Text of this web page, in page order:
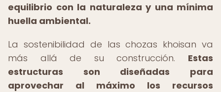
equilibrio con la naturaleza y una mínima
huella ambiental.
La sostenibilidad de las chozas khoisan va
más allá de su construcción. Estas
estructuras son diseñadas para
aprovechar al máximo los recursos